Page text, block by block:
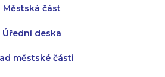
Městská část
Úřední deska
městské části